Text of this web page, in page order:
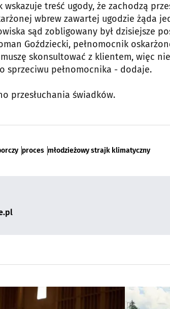
treść ugody, że zachodzą
wbrew zawartej ugodzie żąda
sąd zobligowany był dzisiejsze
Goździecki, pełnomocnik
skonsultować z klientem, więc
sprzeciwu pełnomocnika - dodaje.
przesłuchania świadków.
proces młodzieżowy strajk klimatyczny